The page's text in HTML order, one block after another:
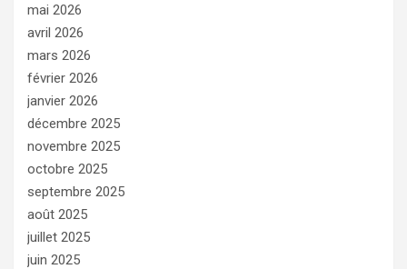
mai 2026
avril 2026
mars 2026
février 2026
janvier 2026
décembre 2025
novembre 2025
octobre 2025
septembre 2025
août 2025
juillet 2025
juin 2025